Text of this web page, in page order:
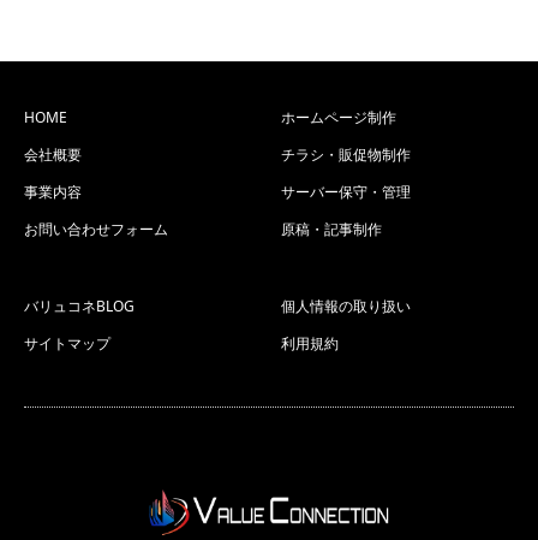
HOME
会社概要
事業内容
お問い合わせフォーム
ホームページ制作
チラシ・販促物制作
サーバー保守・管理
原稿・記事制作
バリュコネBLOG
サイトマップ
個人情報の取り扱い
利用規約